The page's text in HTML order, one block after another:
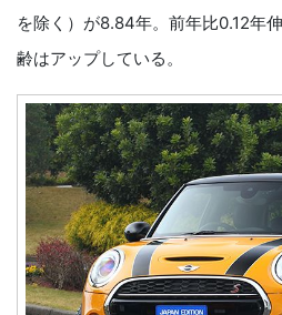
を除く）が8.84年。前年比0.12年
齢はアップしている。